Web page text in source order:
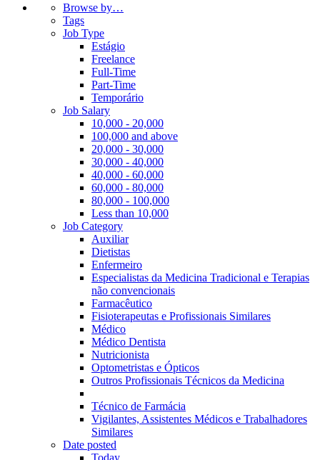
Browse by…
Tags
Job Type
Estágio
Freelance
Full-Time
Part-Time
Temporário
Job Salary
10,000 - 20,000
100,000 and above
20,000 - 30,000
30,000 - 40,000
40,000 - 60,000
60,000 - 80,000
80,000 - 100,000
Less than 10,000
Job Category
Auxiliar
Dietistas
Enfermeiro
Especialistas da Medicina Tradicional e Terapias
não convencionais
Farmacêutico
Fisioterapeutas e Profissionais Similares
Médico
Médico Dentista
Nutricionista
Optometristas e Ópticos
Outros Profissionais Técnicos da Medicina
Técnico de Farmácia
Vigilantes, Assistentes Médicos e Trabalhadores
Similares
Date posted
Today